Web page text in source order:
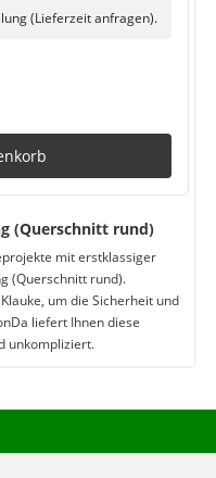
(Lieferzeit anfragen).
(Querschnitt rund)
mit erstklassiger
(Querschnitt rund).
um die Sicherheit und
liefert Ihnen diese
unkompliziert.